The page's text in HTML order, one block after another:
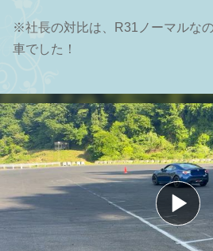
※社長の対比は、R31ノーマルな
車でした！